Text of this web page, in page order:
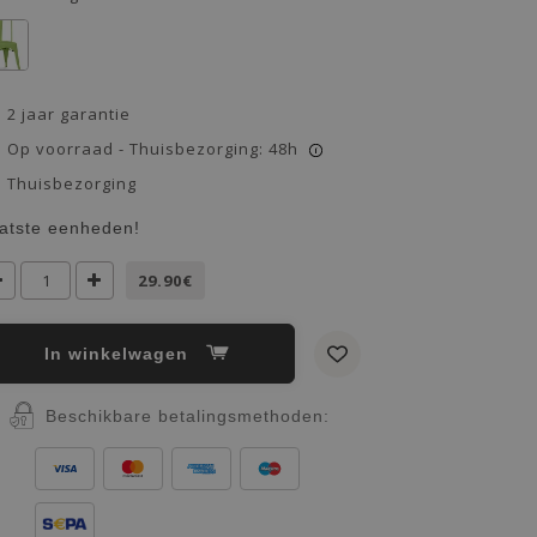
2 jaar garantie
Op voorraad - Thuisbezorging: 48h
i
Thuisbezorging
eenheden!
29.90€
In winkelwagen
Beschikbare betalingsmethoden: